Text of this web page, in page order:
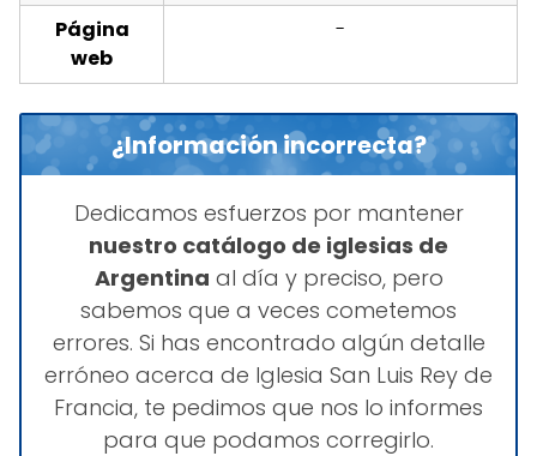
Página
web
-
¿Información incorrecta?
Dedicamos esfuerzos por mantener
nuestro catálogo de iglesias de
Argentina al día y preciso, pero
sabemos que a veces cometemos
errores. Si has encontrado algún detalle
erróneo acerca de Iglesia San Luis Rey de
Francia, te pedimos que nos lo informes
para que podamos corregirlo.